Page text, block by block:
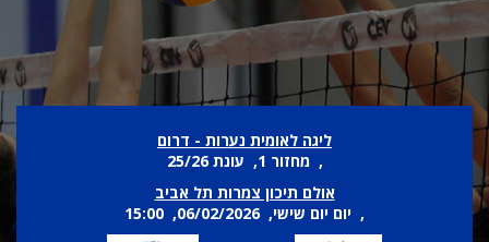
ליגה לאומית נערות - דרום
, מחזור 1, עונת 25/26
אולם תיכון צמרות תל אביב
, יום יום שישי, 06/02/2026, 15:00